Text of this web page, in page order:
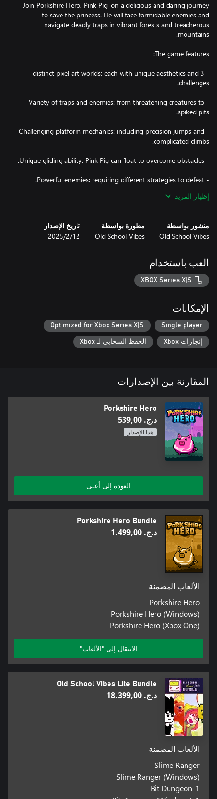
Join Porkshire Hero, Pink Pig, on a delicious and daring journey
to save the princess. He will face formidable enemies and
navigate deadly traps in vibrant forests and treacherous
- 3 distinct pixel art worlds: each with unique aesthetics and
- Variety of traps and enemies: from threatening creatures to
- Challenging platform mechanics: including precision jumps and
Pink Pig embarks on a challenging and colorful adventure,
and traps. The game offers a delightful mix of challenge and
charm.
إظهار المزيد
منشور بواسطة
Old School Vibes
مطورة بواسطة
Old School Vibes
تاريخ الإصدار
12‏/2‏/2025
العب باستخدام
XBOX Series X|S
الإمكانات
Single player
Optimized for Xbox Series X|S
إنجازات Xbox الحفظ السحابي لـ Xbox
المقارنة بين الإصدارات
Porkshire Hero
د.ج.‏ 539,00
هذا الإصدار
العودة إلى أعلى
Porkshire Hero Bundle
د.ج.‏ 1.499,00
الألعاب المضمنة
Porkshire Hero
Porkshire Hero (Windows)
Porkshire Hero (Xbox One)
الانتقال إلى "الألعاب"
Old School Vibes Lite Bundle
د.ج.‏ 18.399,00
الألعاب المضمنة
Slime Ranger
Slime Ranger (Windows)
1-Bit Dungeon